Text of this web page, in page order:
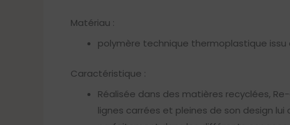
Matériau :
polymère technique thermoplastique
Caractéristique :
Réalisée dans des matières recyclées,
lignes carrées et pleines de son design